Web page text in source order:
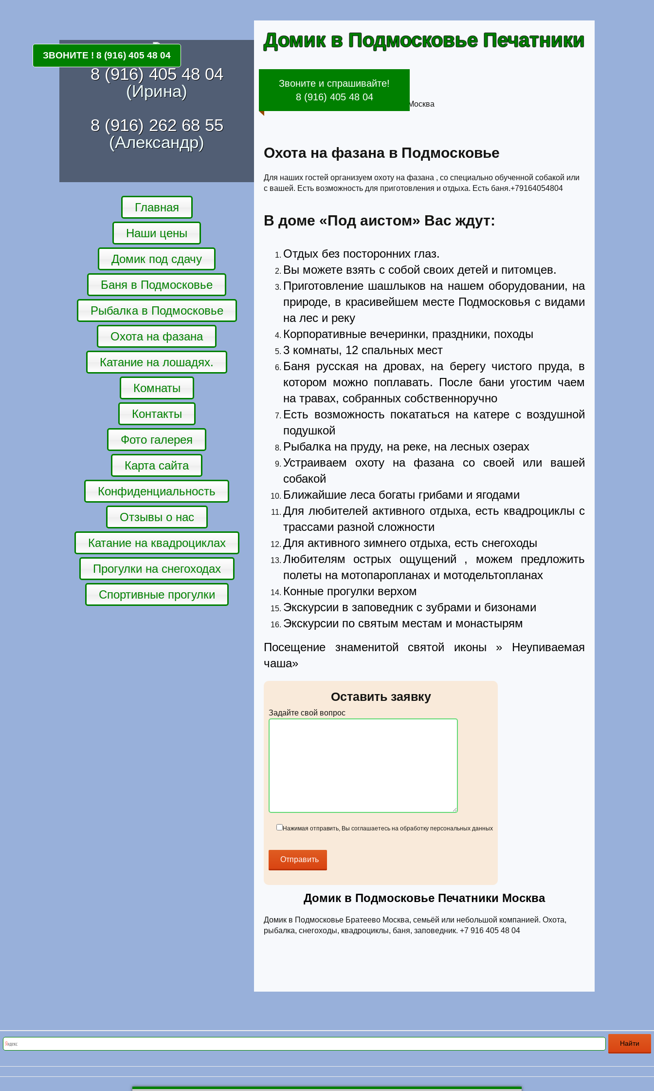
8 (916) 405 48 04
(Ирина)
8 (916) 262 68 55
(Александр)
Главная
Наши цены
Домик под сдачу
Баня в Подмосковье
Рыбалка в Подмосковье
Охота на фазана
Катание на лошадях.
Комнаты
Контакты
Фото галерея
Карта сайта
Конфиденциальность
Отзывы о нас
Катание на квадроциклах
Прогулки на снегоходах
Спортивные прогулки
Домик в Подмосковье Печатники
Звоните и спрашивайте!
8 (916) 405 48 04
Охота на фазана в Подмосковье
Для наших гостей организуем охоту на фазана , со специально обученной собакой или
с вашей. Есть возможность для приготовления и отдыха. Есть баня.+79164054804
В доме «Под аистом» Вас ждут:
Отдых без посторонних глаз.
Вы можете взять с собой своих детей и питомцев.
Приготовление шашлыков на нашем оборудовании, на
природе, в красивейшем месте Подмосковья с видами
на лес и реку
Корпоративные вечеринки, праздники, походы
3 комнаты, 12 спальных мест
Баня русская на дровах, на берегу чистого пруда, в
котором можно поплавать. После бани угостим чаем
на травах, собранных собственноручно
Есть возможность покататься на катере с воздушной
подушкой
Рыбалка на пруду, на реке, на лесных озерах
Устраиваем охоту на фазана со своей или вашей
собакой
Ближайшие леса богаты грибами и ягодами
Для любителей активного отдыха, есть квадроциклы с
трассами разной сложности
Для активного зимнего отдыха, есть снегоходы
Любителям острых ощущений , можем предложить
полеты на мотопаропланах и мотодельтопланах
Конные прогулки верхом
Экскурсии в заповедник с зубрами и бизонами
Экскурсии по святым местам и монастырям
Посещение знаменитой святой иконы » Неупиваемая
чаша»
Оставить заявку
Задайте свой вопрос
Нажимая отправить, Вы соглашаетесь на обработку персональных данных
Домик в Подмосковье Печатники Москва
Домик в Подмосковье Братеево Москва, семьёй или небольшой компанией. Охота,
рыбалка, снегоходы, квадроциклы, баня, заповедник. +7 916 405 48 04
ЗВОНИТЕ ! 8 (916) 405 48 04